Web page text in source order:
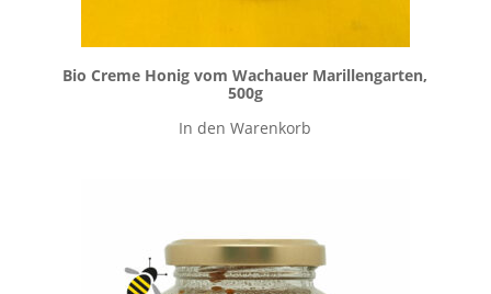
Bio Creme Honig vom Wachauer Marillengarten,
500g
In den Warenkorb